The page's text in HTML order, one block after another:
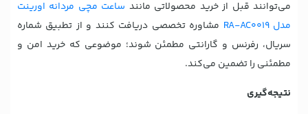
می‌توانند قبل از خرید محصولاتی مانند ساعت مچی مردانه اورینت
مدل RA-AC0019
مشاوره تخصصی دریافت کنند و از تطبیق شماره
سریال، رفرنس و گارانتی مطمئن شوند؛ موضوعی که خرید امن و
مطمئنی را تضمین می‌کند.
نتیجه‌گیری